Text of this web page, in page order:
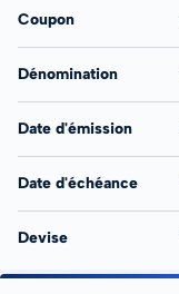
Coupon
Dénomination
Date d'émission
Date d'échéance
Devise